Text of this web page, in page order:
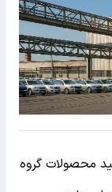
محصولات گروه